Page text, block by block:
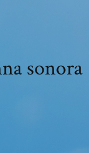
sonora